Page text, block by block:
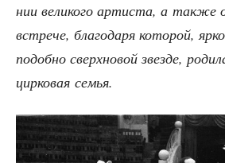
нии вели­ко­го арти­ста, а так­же
встре­че, бла­го­да­ря кото­рой,
подоб­но сверх­но­вой звез­де,
цир­ко­вая семья.